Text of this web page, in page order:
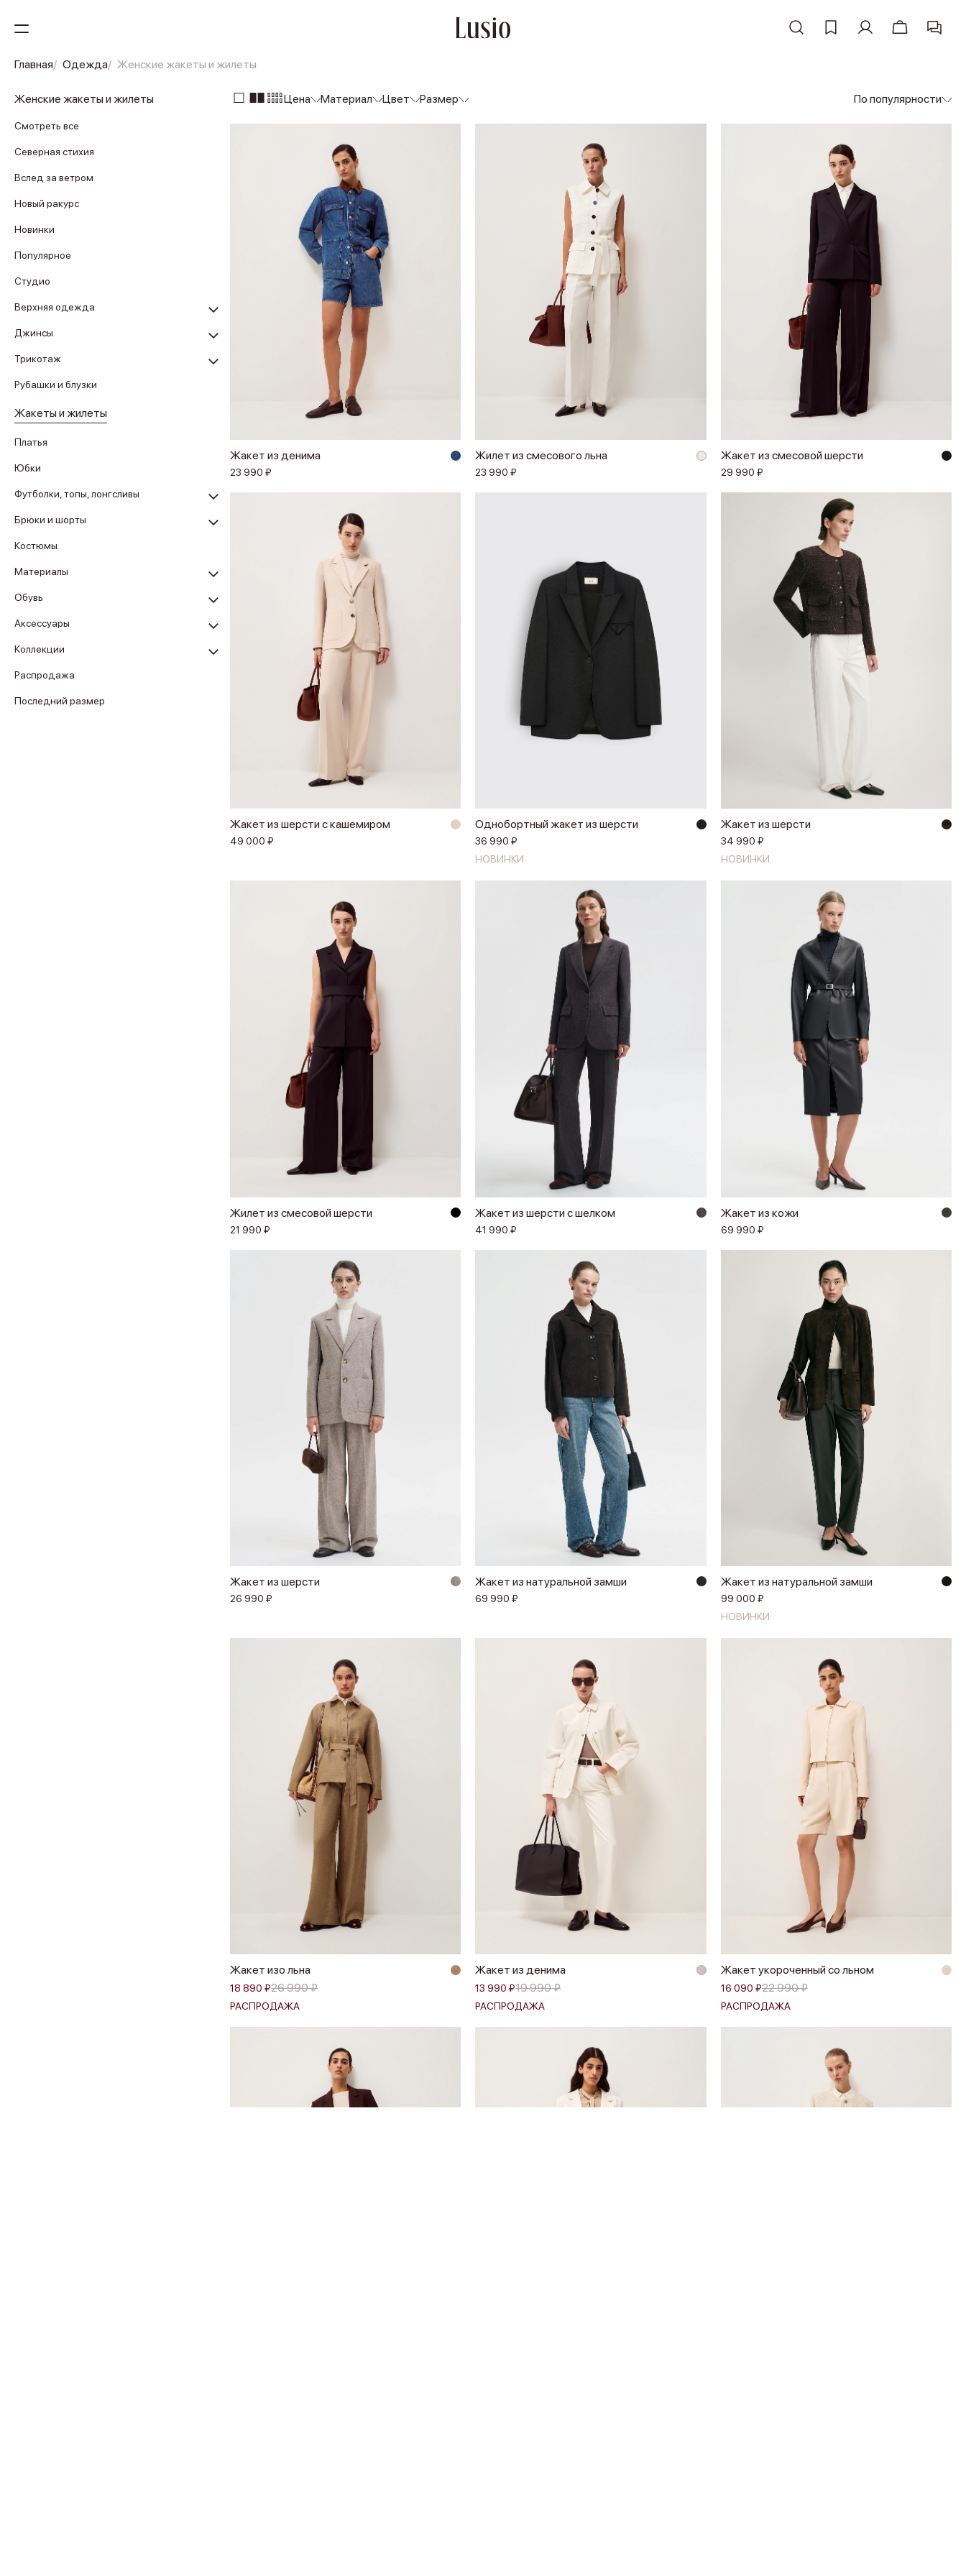
Главная Одежда Женские жакеты и жилеты
Женские жакеты и жилеты
Смотреть все
Северная стихия
Вслед за ветром
Новый ракурс
Новинки
Популярное
Студио
Верхняя одежда
Джинсы
Трикотаж
Рубашки и блузки
Жакеты и жилеты
Платья
Юбки
Футболки, топы, лонгсливы
Брюки и шорты
Костюмы
Материалы
Обувь
Аксессуары
Коллекции
Распродажа
Последний размер
Цена Материал Цвет Размер По популярности
Жакет из денима
23 990 ₽
Жилет из смесового льна
23 990 ₽
Жакет из смесовой шерсти
29 990 ₽
Жакет из шерсти с кашемиром
49 000 ₽
Однобортный жакет из шерсти
36 990 ₽
НОВИНКИ
Жакет из шерсти
34 990 ₽
НОВИНКИ
Жилет из смесовой шерсти
21 990 ₽
Жакет из шерсти с шелком
41 990 ₽
Жакет из кожи
69 990 ₽
Жакет из шерсти
26 990 ₽
Жакет из натуральной замши
69 990 ₽
Жакет из натуральной замши
99 000 ₽
НОВИНКИ
Жакет изо льна
18 890 ₽26 990 ₽
РАСПРОДАЖА
Жакет из денима
13 990 ₽19 990 ₽
РАСПРОДАЖА
Жакет укороченный со льном
16 090 ₽22 990 ₽
РАСПРОДАЖА